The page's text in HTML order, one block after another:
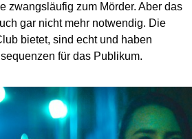
zwangsläufig zum Mörder. Aber das
gar nicht mehr notwendig. Die
bietet, sind echt und haben
für das Publikum.